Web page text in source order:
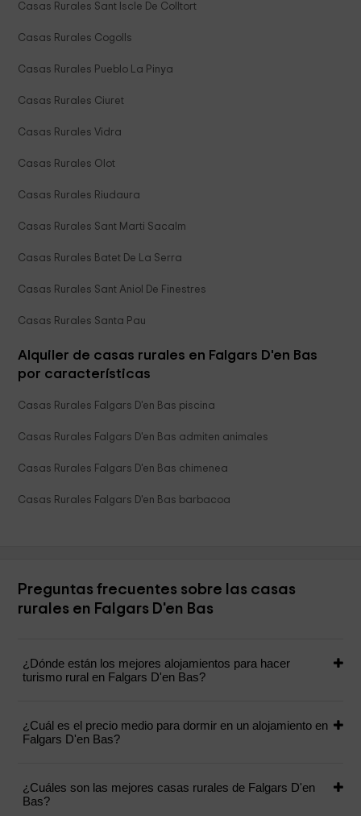
Casas Rurales Sant Iscle De Colltort
Casas Rurales Cogolls
Casas Rurales Pueblo La Pinya
Casas Rurales Ciuret
Casas Rurales Vidra
Casas Rurales Olot
Casas Rurales Riudaura
Casas Rurales Sant Marti Sacalm
Casas Rurales Batet De La Serra
Casas Rurales Sant Aniol De Finestres
Casas Rurales Santa Pau
Alquiler de casas rurales en Falgars D'en Bas
por características
Casas Rurales Falgars D'en Bas piscina
Casas Rurales Falgars D'en Bas admiten animales
Casas Rurales Falgars D'en Bas chimenea
Casas Rurales Falgars D'en Bas barbacoa
Preguntas frecuentes sobre las casas
rurales en Falgars D'en Bas
¿Dónde están los mejores alojamientos para hacer
turismo rural en Falgars D'en Bas?
¿Cuál es el precio medio para dormir en un alojamiento en
Falgars D'en Bas?
¿Cuáles son las mejores casas rurales de Falgars D'en
Bas?